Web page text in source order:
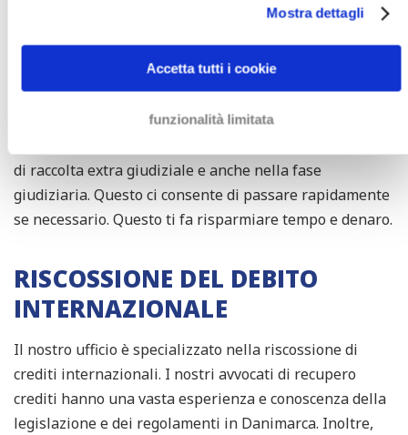
Mostra dettagli
Accetta tutti i cookie
funzionalità limitata
Avvocati di recupero crediti hanno più risorse per fare
pressione sul tuo debitore che, per esempio,
un'agenzia di recupero del debito o un ufficiale
di raccolta extra giudiziale e anche nella fase
giudiziaria. Questo ci consente di passare rapidamente
se necessario. Questo ti fa risparmiare tempo e denaro.
RISCOSSIONE DEL DEBITO
INTERNAZIONALE
Il nostro ufficio è specializzato nella riscossione di
crediti internazionali. I nostri avvocati di recupero
crediti hanno una vasta esperienza e conoscenza della
legislazione e dei regolamenti in Danimarca. Inoltre,